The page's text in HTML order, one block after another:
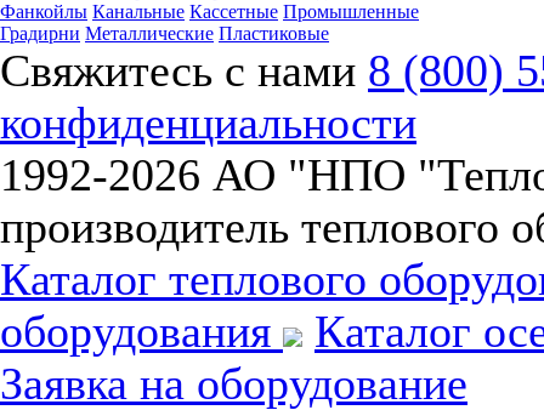
Фанкойлы Канальные Кассетные Промышленные
Градирни Металлические Пластиковые
Свяжитесь с нами 8 (800)
конфиденциальности
1992-2026 АО "НПО
производитель теплового
Каталог теплового
оборудования
Каталог
Заявка на оборудование